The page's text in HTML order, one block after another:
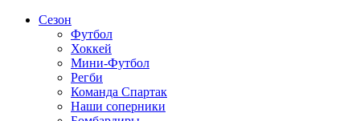
Сезон
Футбол
Хоккей
Мини-Футбол
Регби
Команда Спартак
Наши соперники